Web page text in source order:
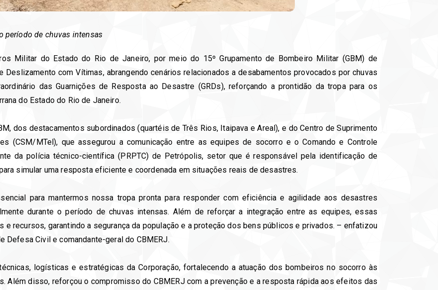
período de chuvas intensas
Militar do Estado do Rio de Janeiro, por meio do 15º Grupamento de Bombeiro Militar (GBM) de
Deslizamento com Vítimas, abrangendo cenários relacionados a desabamentos provocados por chuvas
das Guarnições de Resposta ao Desastre (GRDs), reforçando a prontidão da tropa para os
do Estado do Rio de Janeiro.
dos destacamentos subordinados (quartéis de Três Rios, Itaipava e Areal), e do Centro de Suprimento
(CSM/MTel), que assegurou a comunicação entre as equipes de socorro e o Comando e Controle
da polícia técnico-científica (PRPTC) de Petrópolis, setor que é responsável pela identificação de
simular uma resposta eficiente e coordenada em situações reais de desastres.
para mantermos nossa tropa pronta para responder com eficiência e agilidade aos desastres
durante o período de chuvas intensas. Além de reforçar a integração entre as equipes, essas
recursos, garantindo a segurança da população e a proteção dos bens públicos e privados. – enfatizou
Defesa Civil e comandante-geral do CBMERJ.
logísticas e estratégicas da Corporação, fortalecendo a atuação dos bombeiros no socorro às
Além disso, reforçou o compromisso do CBMERJ com a prevenção e a resposta rápida aos efeitos das